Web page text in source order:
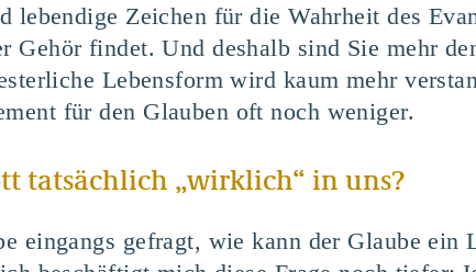
lebendige Zeichen für die Wahrheit des
Gehör findet. Und deshalb sind Sie mehr
Lebensform wird kaum mehr
für den Glauben oft noch weniger.
tatsächlich „wirklich“ in uns?
eingangs gefragt, wie kann der Glaube